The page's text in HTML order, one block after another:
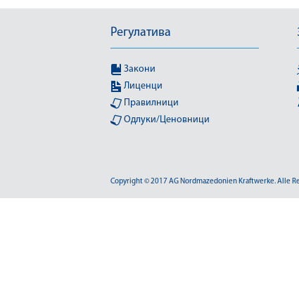
Регулатива
Закони
Лиценци
Правилници
Одлуки/Ценовници
Copyright © 2017 AG Nordmazedonien Kraftwerke. Alle